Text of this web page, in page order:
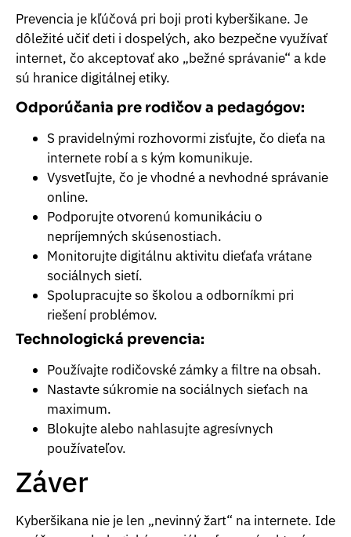
Prevencia je kľúčová pri boji proti kyberšikane. Je
dôležité učiť deti i dospelých, ako bezpečne využívať
internet, čo akceptovať ako „bežné správanie“ a kde
sú hranice digitálnej etiky.
Odporúčania pre rodičov a pedagógov:
S pravidelnými rozhovormi zisťujte, čo dieťa na
internete robí a s kým komunikuje.
Vysvetľujte, čo je vhodné a nevhodné správanie
online.
Podporujte otvorenú komunikáciu o
nepríjemných skúsenostiach.
Monitorujte digitálnu aktivitu dieťaťa vrátane
sociálnych sietí.
Spolupracujte so školou a odborníkmi pri
riešení problémov.
Technologická prevencia:
Používajte rodičovské zámky a filtre na obsah.
Nastavte súkromie na sociálnych sieťach na
maximum.
Blokujte alebo nahlasujte agresívnych
používateľov.
Záver
Kyberšikana nie je len „nevinný žart“ na internete. Ide